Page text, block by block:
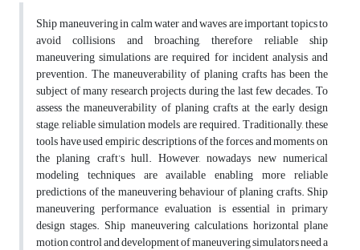
Ship maneuvering in calm water and waves are important topics to
avoid collisions and broaching, therefore reliable ship
maneuvering simulations are required for incident analysis and
prevention. The maneuverability of planing crafts has been the
subject of many research projects during the last few decades. To
assess the maneuverability of planing crafts at the early design
stage, reliable simulation models are required. Traditionally, these
tools have used empiric descriptions of the forces and moments on
the planing craft’s hull. However, nowadays new numerical
modeling techniques are available enabling more reliable
predictions of the maneuvering behaviour of planing crafts. Ship
maneuvering performance evaluation is essential in primary
design stages. Ship maneuvering calculations, horizontal plane
motion control and development of maneuvering simulators need a